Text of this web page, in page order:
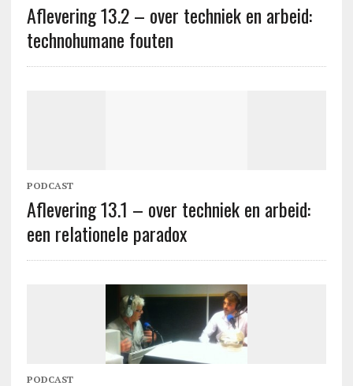
Aflevering 13.2 – over techniek en arbeid:
technohumane fouten
PODCAST
Aflevering 13.1 – over techniek en arbeid:
een relationele paradox
PODCAST